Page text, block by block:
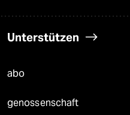
Unterstützen
abo
genossenschaft